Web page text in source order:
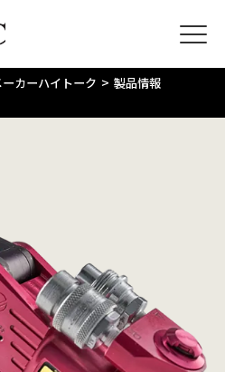
カーハイトーク > 製品情報